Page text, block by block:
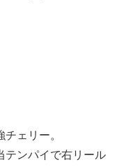
ェリー。
テンパイで右リール